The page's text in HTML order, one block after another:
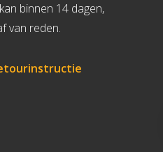
binnen 14 dagen,
van reden.